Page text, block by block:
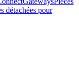
détachées pour